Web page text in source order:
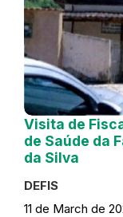
Visita de
de Saúde da
da Silva
DEFIS
11 de March de